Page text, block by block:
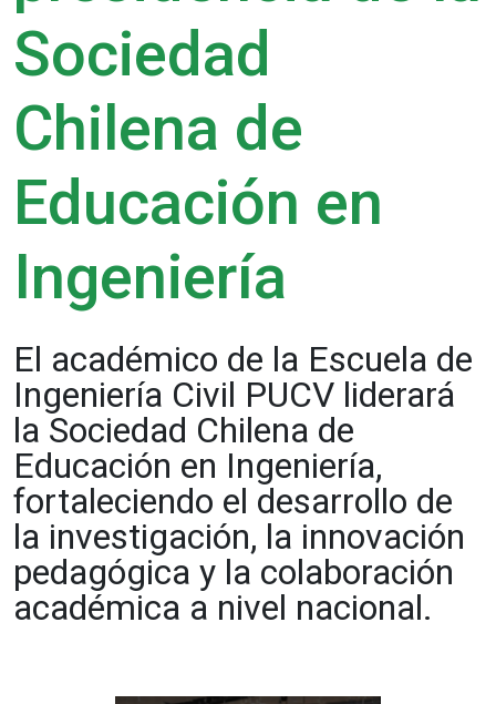
Sociedad
Chilena de
Educación en
Ingeniería
El académico de la Escuela de
Ingeniería Civil PUCV liderará
la Sociedad Chilena de
Educación en Ingeniería,
fortaleciendo el desarrollo de
la investigación, la innovación
pedagógica y la colaboración
académica a nivel nacional.